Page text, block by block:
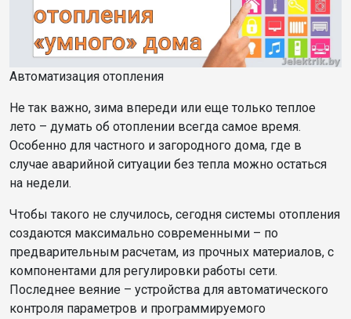
Автоматизация отопления
Не так важно, зима впереди или еще только теплое
лето – думать об отоплении всегда самое время.
Особенно для частного и загородного дома, где в
случае аварийной ситуации без тепла можно остаться
на недели.
Чтобы такого не случилось, сегодня системы отопления
создаются максимально современными – по
предварительным расчетам, из прочных материалов, с
компонентами для регулировки работы сети.
Последнее веяние – устройства для автоматического
контроля параметров и программируемого